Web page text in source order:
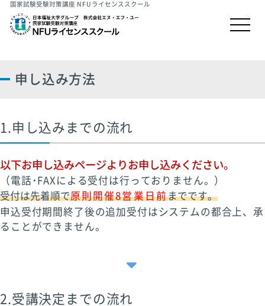
国家試験受験対策講座 NFUライセンススクール
申し込み方法
1.申し込みまでの流れ
以下お申し込みページよりお申し込みください。
（電話･FAXによる受付は行っておりません。）
受付は先着順で原則開催8営業日前までです。
申込受付期間終了後の追加受付はシステムの都合上、承
ることができません。
2.受講決定までの流れ